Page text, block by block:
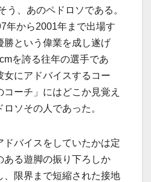
う、あのペドロソである。
年から2001年まで出場す
勝という偉業を成し遂げ
を誇る往年の選手であ
女にアドバイスするコー
ーチ」にはどこか見覚え
ソその人であった。
ドバイスをしていたかは定
ある遊脚の振り下ろしか
、限界まで短縮された接地